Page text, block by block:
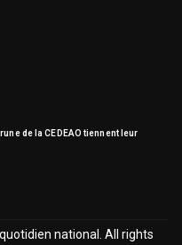
de la CEDEAO tiennent leur
national. All rights